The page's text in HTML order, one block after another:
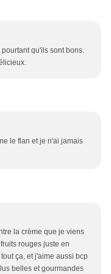
qu'ils sont bons.
le flan et je n'ai jamais
la crème que je viens
rouges juste en
ça, et j'aime aussi bcp
belles et gourmandes